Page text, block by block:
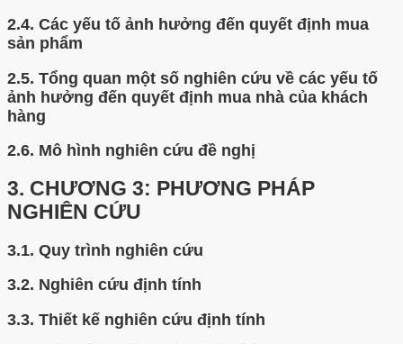
2.4. Các yếu tố ảnh hưởng đến quyết định mua
sản phẩm
2.5. Tổng quan một số nghiên cứu về các yếu tố
ảnh hưởng đến quyết định mua nhà của khách
hàng
2.6. Mô hình nghiên cứu đề nghị
3. CHƯƠNG 3: PHƯƠNG PHÁP
NGHIÊN CỨU
3.1. Quy trình nghiên cứu
3.2. Nghiên cứu định tính
3.3. Thiết kế nghiên cứu định tính